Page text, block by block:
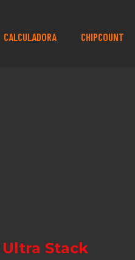
CALCULADORA CHIPCOUNT
Stack